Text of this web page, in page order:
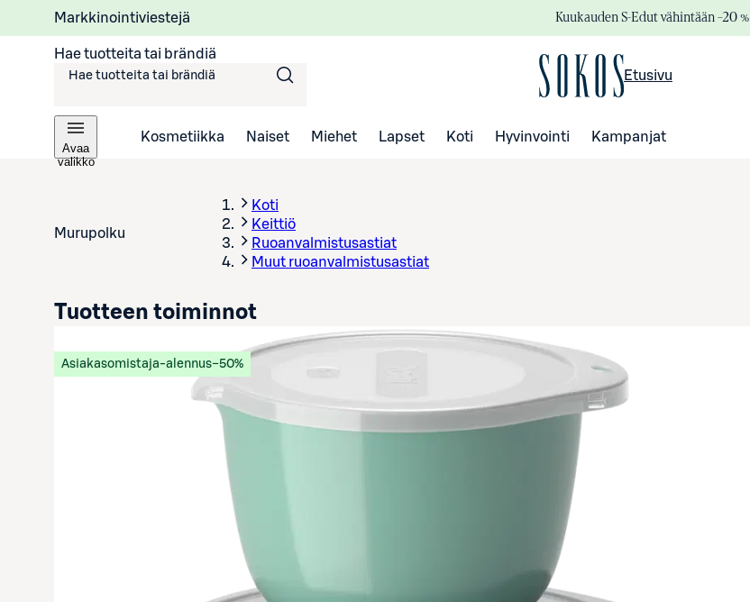
Markkinointiviestejä Kuukauden S-Edut vähintään –20 %
Hae tuotteita tai brändiä
Etusivu
Avaa
valikko
Kosmetiikka Naiset Miehet Lapset Koti Hyvinvointi Kampanjat
Murupolku
Koti
Keittiö
Ruoanvalmistusastiat
Muut ruoanvalmistusastiat
Asiakasomistaja-alennus−50%
Tuotteen toiminnot